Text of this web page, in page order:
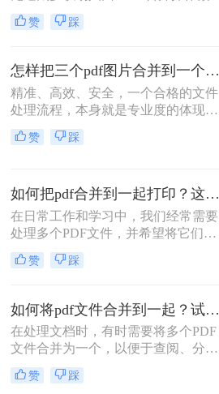
琐、格式错乱、隐私泄露踩坑。其实
选对方法，1 分钟就能搞定多文件合
赞 踩
怎样把三个pdf图片合并到一个文件？三招搞定，职场效率飙升秘籍！
精准、高效、安全，一个合格的文件
处理流程，本身就是专业度的体现。
在信息爆炸的职场，我们每天都要与
海量文档打交道。你是否也经常遇到
PDF，或是三份散乱的报告图表
PDF，急需你整理成一个规整的文件
进行提交或归档？
赞 踩
如何把pdf合并到一起打印？这4种合并方法了解一下！
在日常工作和学习中，我们经常需要
处理多个PDF文件，并希望将它们合
并成一个文件进行打印，以便于管理
和节省纸张。那么如何把pdf合并到一
合并PDF文件并打印，每种方法都附
有简介。
赞 踩
如何将pdf文件合并到一起？试试这二个合并方法！
在处理文档时，有时需要将多个PDF
文件合并为一个，以便于查阅、分享
或存储。那么如何将pdf文件合并到一
起呢？本文将介绍两种合并PDF文件
赞 踩